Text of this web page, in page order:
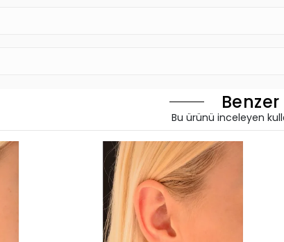
Bu ürünü inceleyen